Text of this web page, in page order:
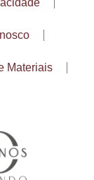
Materiais